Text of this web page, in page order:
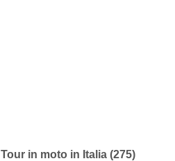
Tour in moto in Italia (275)